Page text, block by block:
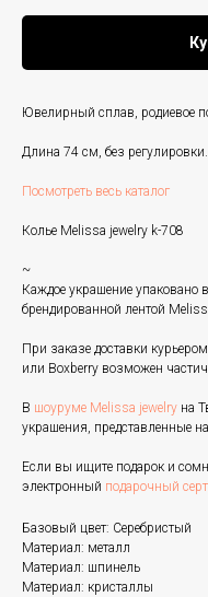
Ювелирный сплав, родиевое
Длина 74 см, без регулировки.
Посмотреть весь каталог
Колье Melissa jewelry k-708
~
Каждое украшение упаковано
брендированной лентой
При заказе доставки
или Boxberry возможен
В шоуруме Melissa jewelry на
украшения, представленные на
Если вы ищите подарок и
электронный подарочный
Базовый цвет: Серебристый
Материал: металл
Материал: шпинель
Материал: кристаллы